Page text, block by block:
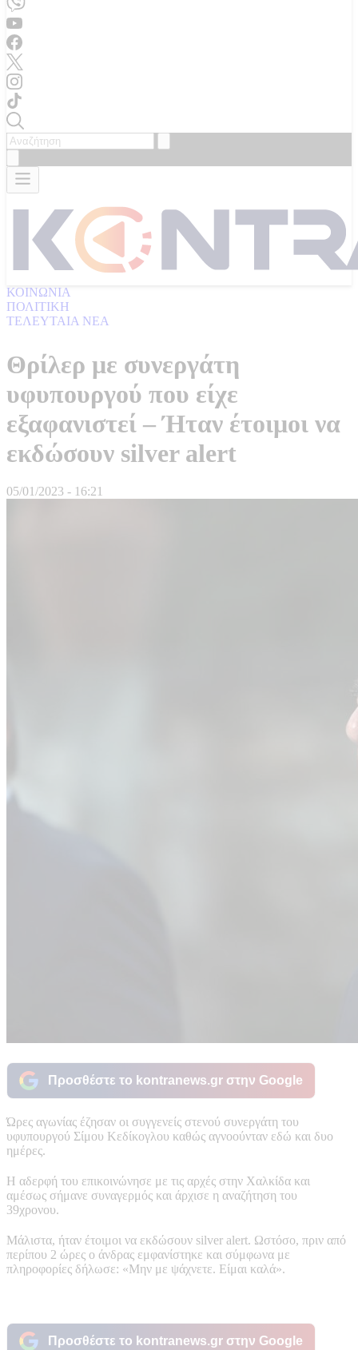
ΚΟΙΝΩΝΙΑ
ΠΟΛΙΤΙΚΗ
ΤΕΛΕΥΤΑΙΑ ΝΕΑ
Θρίλερ με συνεργάτη
υφυπουργού που είχε
εξαφανιστεί – Ήταν έτοιμοι να
εκδώσουν silver alert
05/01/2023 - 16:21
Προσθέστε το kontranews.gr στην Google
Ώρες αγωνίας έζησαν οι συγγενείς στενού συνεργάτη του
υφυπουργού Σίμου Κεδίκογλου καθώς αγνοούνταν εδώ και δυο
ημέρες.
Η αδερφή του επικοινώνησε με τις αρχές στην Χαλκίδα και
αμέσως σήμανε συναγερμός και άρχισε η αναζήτηση του
39χρονου.
Μάλιστα, ήταν έτοιμοι να εκδώσουν silver alert. Ωστόσο, πριν από
περίπου 2 ώρες ο άνδρας εμφανίστηκε και σύμφωνα με
πληροφορίες δήλωσε: «Μην με ψάχνετε. Είμαι καλά».
Προσθέστε το kontranews.gr στην Google